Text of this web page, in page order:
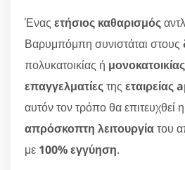
Ένας ετήσιος καθαρισμός
Βαρυμπόμπη συνιστάται στους
πολυκατοικίας ή μονοκατοικίας
επαγγελματίεςτης
αυτόν τον τρόπο θα επιτευχθεί
απρόσκοπτη λειτουργίατου
με 100% εγγύηση.